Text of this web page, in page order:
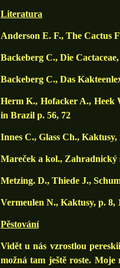
Literatura
Anderson E. F., The Cactus
Backeberg C., Die
Backeberg C., Das
Herm K., Hofacker A., Heek
in Brazil p. 56, 72
Innes C., Glass Ch.,
Mareček a kol., Zahradnický
Metzing. D., Thiede J.,
Vermeulen N., Kaktusy, p. 8,
Pěstování
Vidět u nás vzrostlou
možná tam ještě roste.